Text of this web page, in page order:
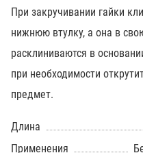
При закручивании гайки
нижнюю втулку, а она в
расклиниваются в
при необходимости
предмет.
Длина
Применения